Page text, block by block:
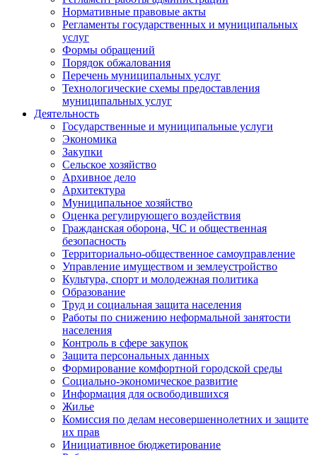
Нормативные правовые акты
Регламенты государственных и муниципальных
услуг
Формы обращений
Порядок обжалования
Перечень муниципальных услуг
Технологические схемы предоставления
муниципальных услуг
Деятельность
Государственные и муниципальные услуги
Экономика
Закупки
Сельское хозяйство
Архивное дело
Архитектура
Муниципальное хозяйство
Оценка регулирующего воздействия
Гражданская оборона, ЧС и общественная
безопасность
Территориально-общественное самоуправление
Управление имуществом и землеустройство
Культура, спорт и молодежная политика
Образование
Труд и социальная защита населения
Работы по снижению неформальной занятости
населения
Контроль в сфере закупок
Защита персональных данных
Формирование комфортной городской среды
Социально-экономическое развитие
Информация для освободившихся
Жилье
Комиссия по делам несовершеннолетних и защите
их прав
Инициативное бюджетирование